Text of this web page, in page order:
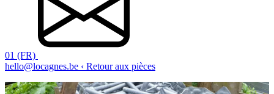
01 (FR)
hello@locagnes.be ‹ Retour aux pièces